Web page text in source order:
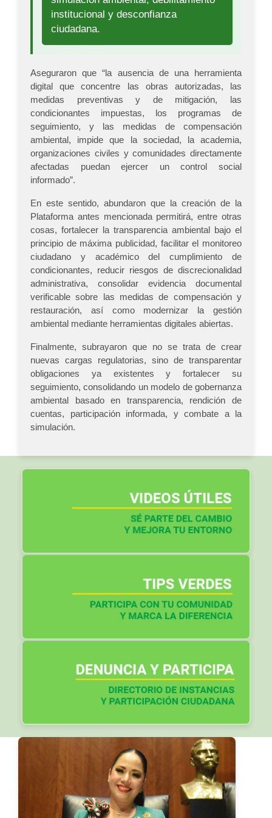
institucional y desconfianza
ciudadana.
Aseguraron que “la ausencia de una herramienta
digital que concentre las obras autorizadas, las
medidas preventivas y de mitigación, las
condicionantes impuestas, los programas de
seguimiento, y las medidas de compensación
ambiental, impide que la sociedad, la academia,
organizaciones civiles y comunidades directamente
afectadas puedan ejercer un control social
informado”.
En este sentido, abundaron que la creación de la
Plataforma antes mencionada permitirá, entre otras
cosas, fortalecer la transparencia ambiental bajo el
principio de máxima publicidad, facilitar el monitoreo
ciudadano y académico del cumplimiento de
condicionantes, reducir riesgos de discrecionalidad
administrativa, consolidar evidencia documental
verificable sobre las medidas de compensación y
restauración, así como modernizar la gestión
ambiental mediante herramientas digitales abiertas.
Finalmente, subrayaron que no se trata de crear
nuevas cargas regulatorias, sino de transparentar
obligaciones ya existentes y fortalecer su
seguimiento, consolidando un modelo de gobernanza
ambiental basado en transparencia, rendición de
cuentas, participación informada, y combate a la
simulación.